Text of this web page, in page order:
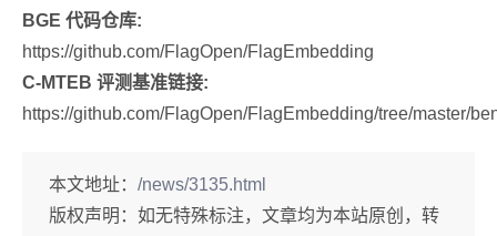
BGE 代码仓库:
https://github.com/FlagOpen/FlagEmbedding
C-MTEB 评测基准链接:
https://github.com/FlagOpen/FlagEmbedding/tree/master/
本文地址： /news/3135.html
版权声明： 如无特殊标注，文章均为本站原创，转